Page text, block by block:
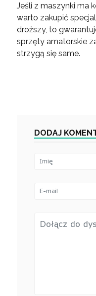
Jeśli z maszynki ma
warto zakupić
droższy, to
sprzęty amatorskie
strzygą się same.
DODAJ